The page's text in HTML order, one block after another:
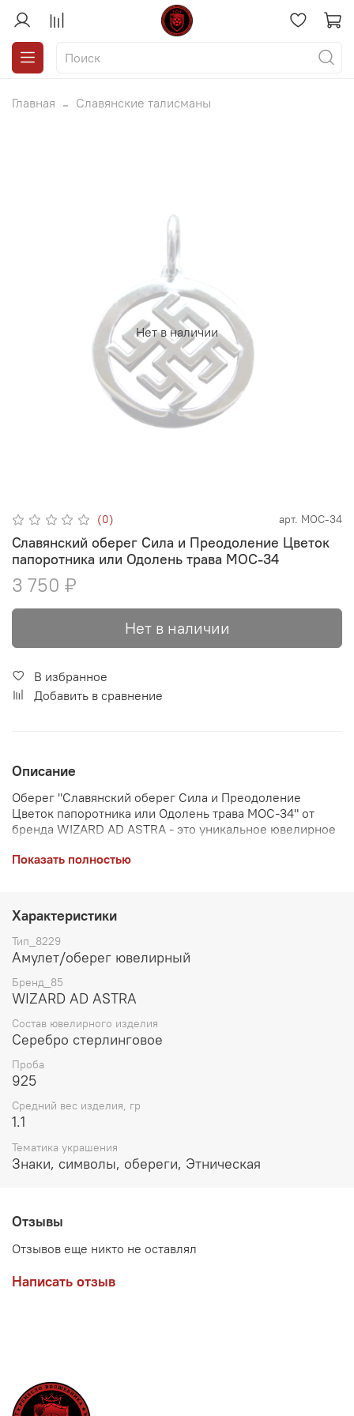
Главная Славянские талисманы
Нет в наличии
(0) арт. МОС-34
Славянский оберег Сила и Преодоление Цветок
папоротника или Одолень трава МОС-34
3 750 ₽
Нет в наличии
В избранное
Добавить в сравнение
Описание
Оберег "Славянский оберег Сила и Преодоление
Цветок папоротника или Одолень трава МОС-34" от
бренда WIZARD AD ASTRA - это уникальное ювелирное
преодолеть любые испытания и препятствия на пути к
целей и получения желаемого. Размер оберега - 14 мм
в диаметре, толщина 1 мм, весит 1.16 грамм.Идеальный
выбор для тех, кто верит в силу духовных амулетов и
желает привлечь удачу и защиту. Этот оберег будет
отличным подарком как для себя, так и для близких.
Показать полностью
Характеристики
Тип_8229
Амулет/оберег ювелирный
Бренд_85
WIZARD AD ASTRA
Состав ювелирного изделия
Серебро стерлинговое
Проба
925
Средний вес изделия, гр
1.1
Тематика украшения
Знаки, символы, обереги, Этническая
Отзывы
Отзывов еще никто не оставлял
Написать отзыв